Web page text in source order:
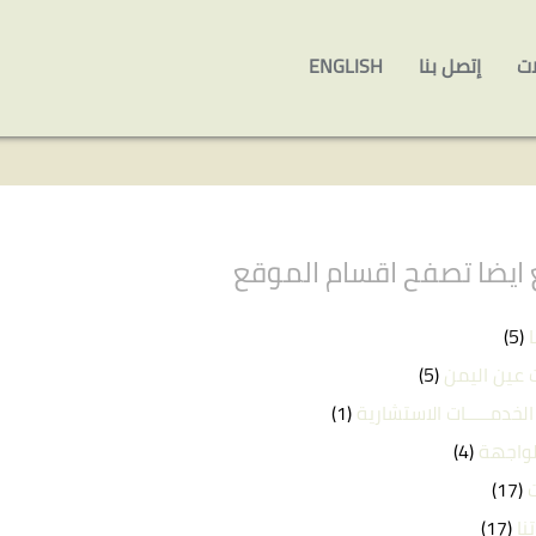
إتصل بنا ENGLISH
تصفح اقسام الموقع
(5)
عين اليمن(5)
الخدمـــــات الاستشارية(1)
(4)
(17)
(17)